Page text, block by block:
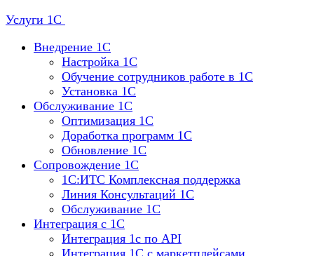
Услуги 1С
Внедрение 1С
Настройка 1C
Обучение сотрудников работе в 1С
Установка 1C
Обслуживание 1С
Оптимизация 1С
Доработка программ 1С
Обновление 1С
Сопровождение 1С
1C:ИТС Комплексная поддержка
Линия Консультаций 1С
Обслуживание 1С
Интеграция с 1С
Интеграция 1с по API
Интеграция 1С с маркетплейсами